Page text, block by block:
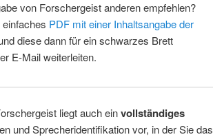
von Forschergeist anderen empfehlen?
PDF mit einer Inhaltsangabe der
diese dann für ein schwarzes Brett
E-Mail weiterleiten.
liegt auch einvollständiges
und Sprecheridentifikation vor, in der Sie das